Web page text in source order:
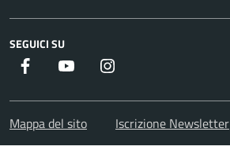
SEGUICI SU
Facebook Youtube
Mappa del sito Iscrizione Newsletter